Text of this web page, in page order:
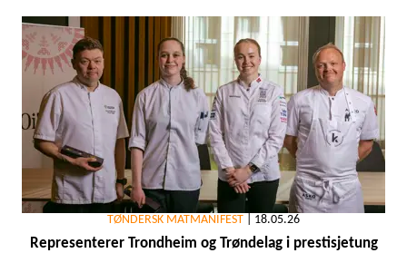
TØNDERSK MATMANIFEST 18.05.26
Representerer Trondheim og Trøndelag i prestisjetung